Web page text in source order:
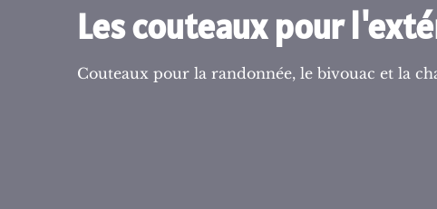
Les couteaux pour
Couteaux pour la randonnée, le bivouac et la